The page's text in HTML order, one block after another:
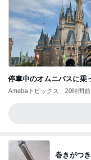
停車中のオムニバスに乗
Amebaトピックス 20時間前
巻きがつ